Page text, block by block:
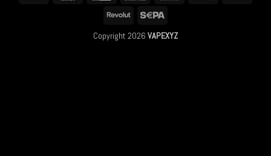
Revolut
Copyright 2026 VAPEXYZ